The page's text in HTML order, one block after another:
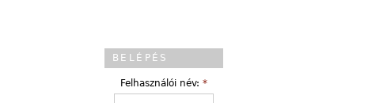
BELÉPÉS
Felhasználói név: *